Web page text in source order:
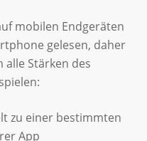
mobilen Endgeräten
gelesen, daher
alle Stärken des
zu einer bestimmten
App